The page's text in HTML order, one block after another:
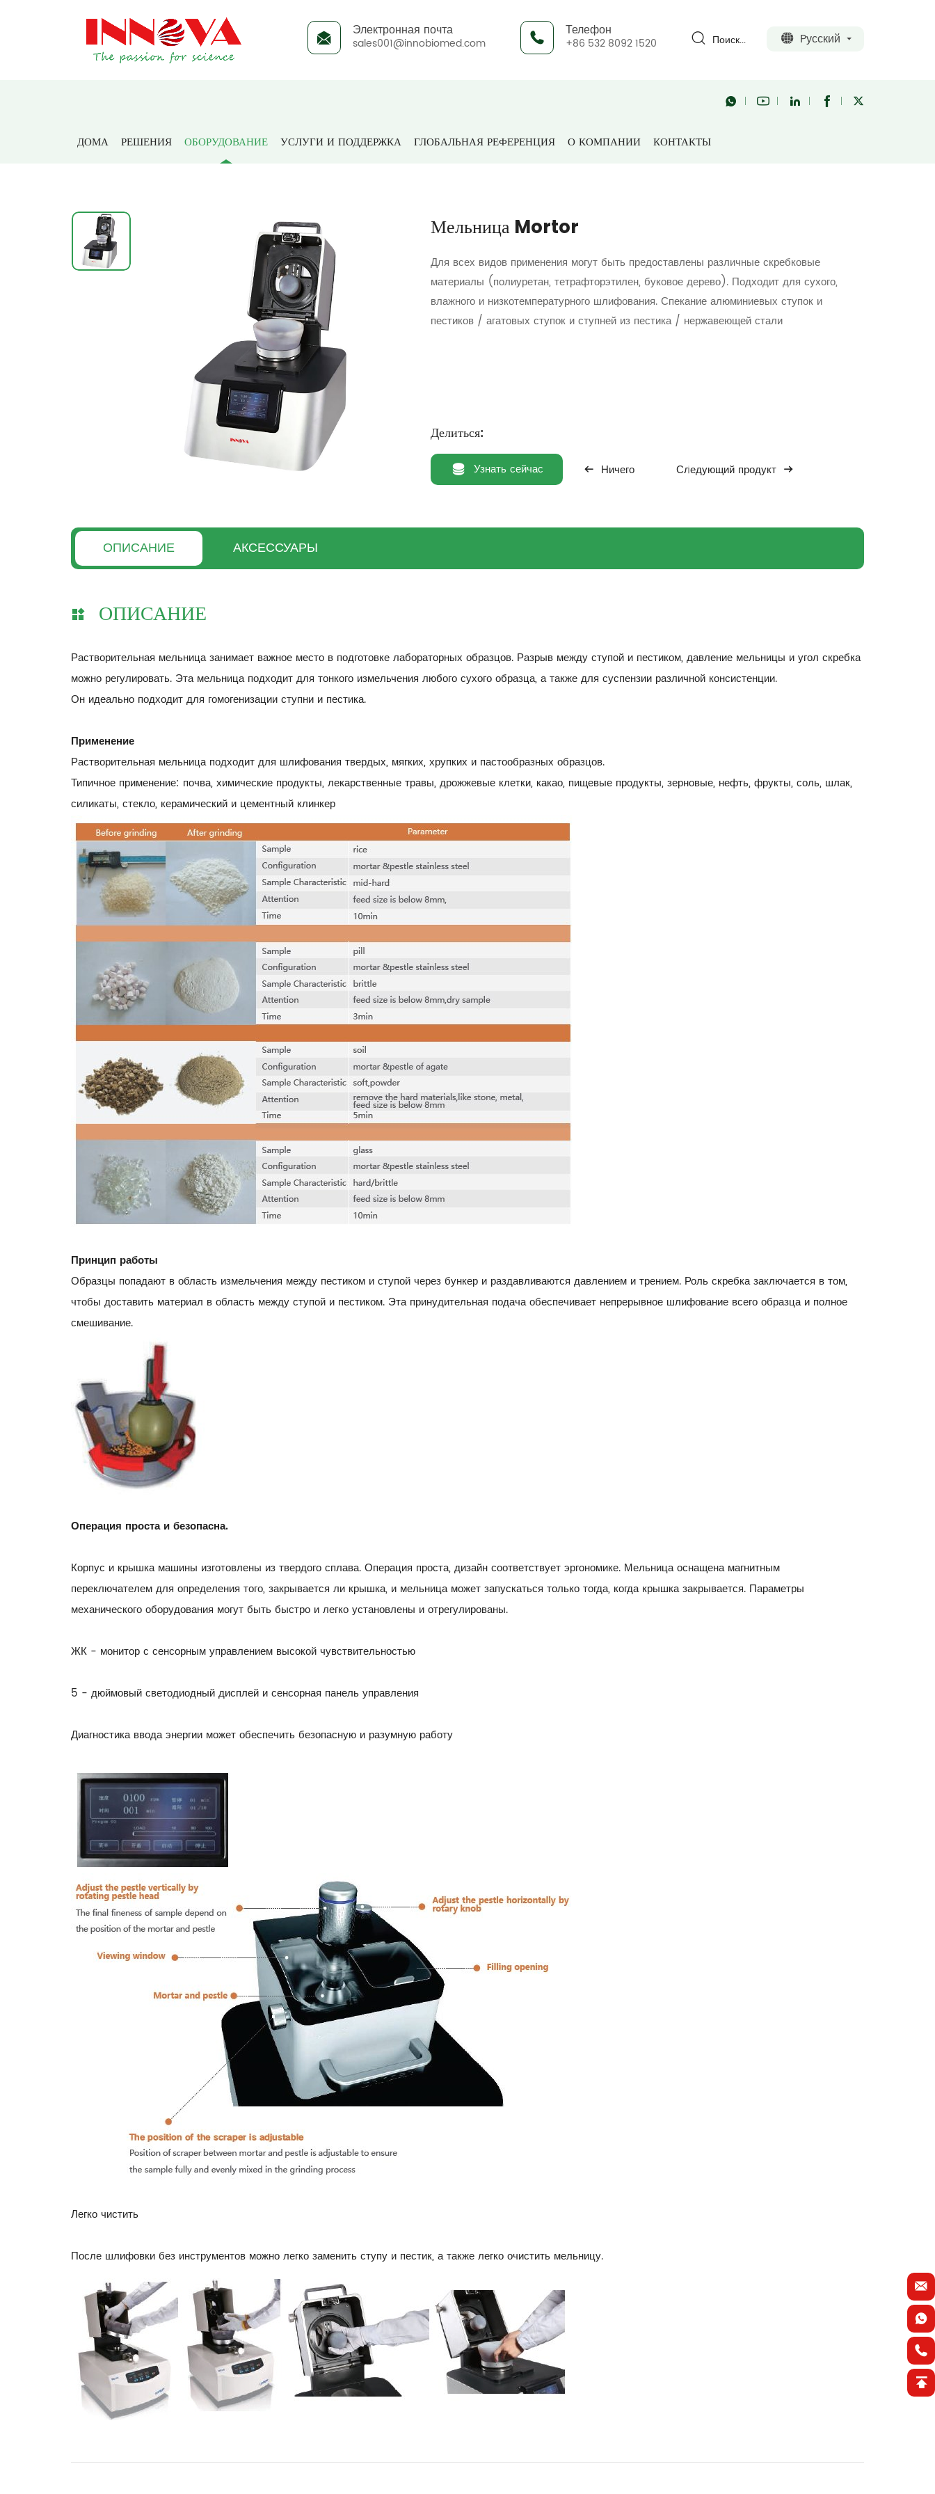
Pусский
Поиск...
Электронная почта
sales001@innobiomed.com
Телефон
+86 532 8092 1520
ДОМА РЕШЕНИЯ ОБОРУДОВАНИЕ УСЛУГИ И ПОДДЕРЖКА ГЛОБАЛЬНАЯ РЕФЕРЕНЦИЯ О КОМПАНИИ КОНТАКТЫ
Дом Продукты Окружающая среда и безопасность пищевых продуктов Обработка образцов
Мельница Mortor
Для всех видов применения могут быть предоставлены различные скребковые
материалы (полиуретан, тетрафторэтилен, буковое дерево). Подходит для сухого,
влажного и низкотемпературного шлифования. Спекание алюминиевых ступок и
пестиков / агатовых ступок и ступней из пестика / нержавеющей стали
Делиться:
Узнать сейчас Ничего Следующий продукт
ОПИСАНИЕ АКСЕССУАРЫ
ОПИСАНИЕ
Растворительная мельница занимает важное место в подготовке лабораторных образцов. Разрыв между ступой и пестиком, давление мельницы и угол скребка
можно регулировать. Эта мельница подходит для тонкого измельчения любого сухого образца, а также для суспензии различной консистенции.
Он идеально подходит для гомогенизации ступни и пестика.
Применение
Растворительная мельница подходит для шлифования твердых, мягких, хрупких и пастообразных образцов.
Типичное применение: почва, химические продукты, лекарственные травы, дрожжевые клетки, какао, пищевые продукты, зерновые, нефть, фрукты, соль, шлак,
силикаты, стекло, керамический и цементный клинкер
Принцип работы
Образцы попадают в область измельчения между пестиком и ступой через бункер и раздавливаются давлением и трением. Роль скребка заключается в том,
чтобы доставить материал в область между ступой и пестиком. Эта принудительная подача обеспечивает непрерывное шлифование всего образца и полное
смешивание.
Операция проста и безопасна.
Корпус и крышка машины изготовлены из твердого сплава. Операция проста, дизайн соответствует эргономике. Мельница оснащена магнитным
переключателем для определения того, закрывается ли крышка, и мельница может запускаться только тогда, когда крышка закрывается. Параметры
механического оборудования могут быть быстро и легко установлены и отрегулированы.
ЖК - монитор с сенсорным управлением высокой чувствительностью
5 - дюймовый светодиодный дисплей и сенсорная панель управления
Диагностика ввода энергии может обеспечить безопасную и разумную работу
Легко чистить
После шлифовки без инструментов можно легко заменить ступу и пестик, а также легко очистить мельницу.